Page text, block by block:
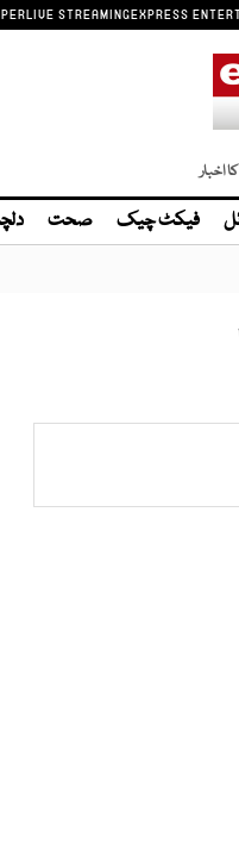
LIVE STREAMINGEXPRESS
اخبار
فیکٹ چیک صحت